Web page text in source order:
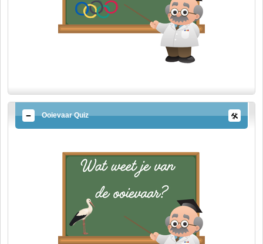
Ooievaar Quiz